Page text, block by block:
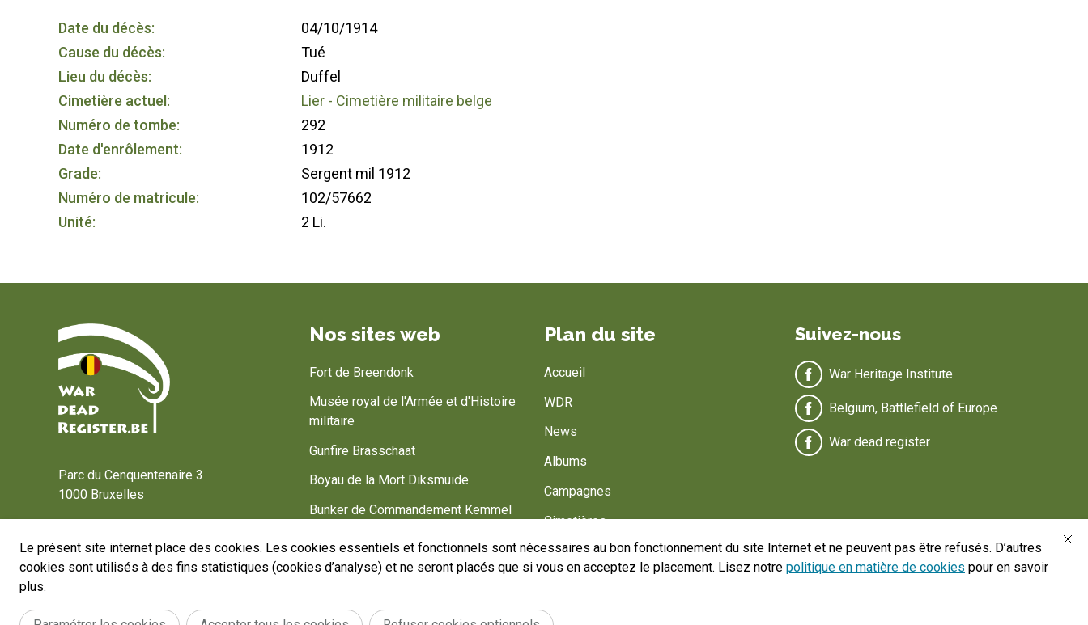
Le présent site internet place des cookies. Les cookies essentiels et fonctionnels sont nécessaires au bon fonctionnement du site Internet et ne peuvent pas être refusés. D’autres
cookies sont utilisés à des fins statistiques (cookies d’analyse) et ne seront placés que si vous en acceptez le placement. Lisez notre politique en matière de cookies pour en savoir
plus.
Date du décès:
04/10/1914
Cause du décès:
Tué
Lieu du décès:
Duffel
Cimetière actuel:
Lier - Cimetière militaire belge
Numéro de tombe:
292
Date d'enrôlement:
1912
Grade:
Sergent mil 1912
Numéro de matricule:
102/57662
Unité:
2 Li.
Parc du Cenquentenaire 3
1000 Bruxelles
Nos sites web
Fort de Breendonk
Musée royal de l'Armée et d'Histoire
militaire
Gunfire Brasschaat
Boyau de la Mort Diksmuide
Bunker de Commandement Kemmel
Bastogne Barracks
Belgium, Battlefield of Europe
Plan du site
Accueil
WDR
News
Albums
Campagnes
Cimetières
Armée Belge
Suivez-nous
War Heritage Institute
Belgium, Battlefield of Europe
War dead register